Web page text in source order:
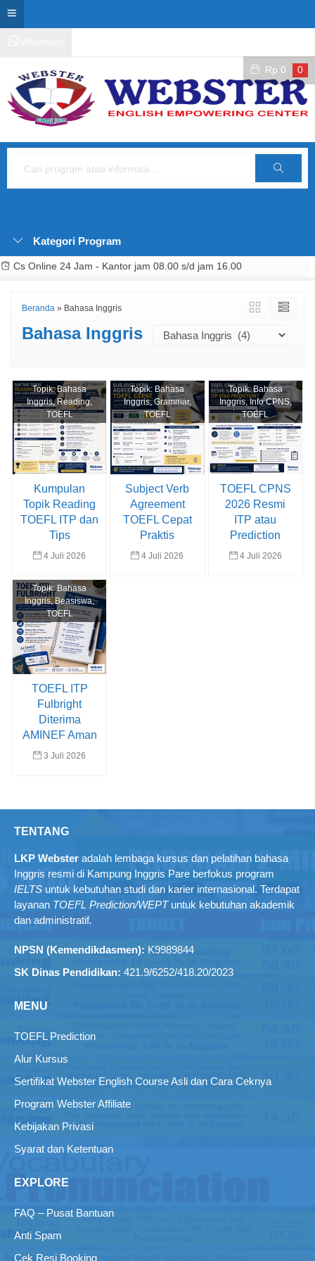
Rp 0 0
Cari
Kategori Program
Cs Online 24 Jam - Kantor jam 08.00 s/d jam 16.00
Beranda » Bahasa Inggris
Bahasa Inggris
Topik:Bahasa
Inggris, Reading,
TOEFL
Kumpulan
Topik Reading
TOEFL ITP dan
Tips
4 Juli 2026
Topik: Bahasa
Inggris,Grammar,
TOEFL
Subject Verb
Agreement
TOEFL Cepat
Praktis
4 Juli 2026
Topik:Bahasa
Inggris,Info CPNS,
TOEFL
TOEFL CPNS
2026 Resmi
ITP atau
Prediction
4 Juli 2026
Topik: Bahasa
Inggris,Beasiswa,
TOEFL
TOEFL ITP
Fulbright
Diterima
AMINEF Aman
3 Juli 2026
TENTANG
LKP Webster adalah lembaga kursus dan pelatihan bahasa
Inggris resmi di Kampung Inggris Pare berfokus program
IELTS untuk kebutuhan studi dan karier internasional. Terdapat
layanan TOEFL Prediction/WEPTuntuk kebutuhan akademik
dan administratif.
NPSN (Kemendikdasmen): K9989844
SK Dinas Pendidikan: 421.9/6252/418.20/2023
MENU
TOEFL Prediction
Alur Kursus
Sertifikat Webster English Course Asli dan Cara Ceknya
Program Webster Affiliate
Kebijakan Privasi
Syarat dan Ketentuan
EXPLORE
FAQ – Pusat Bantuan
Anti Spam
Cek Resi Booking